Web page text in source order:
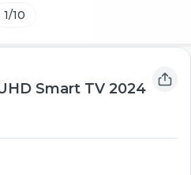
1/10
Smart TV 2024